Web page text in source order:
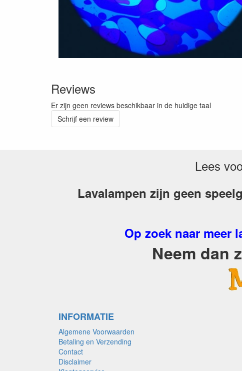
Reviews
Er zijn geen reviews beschikbaar in de huidige taal
Schrijf een review
Lees
Lavalampen zijn geen
Op zoek naar meer
Neem dan
INFORMATIE
Algemene Voorwaarden
Betaling en Verzending
Contact
Disclaimer